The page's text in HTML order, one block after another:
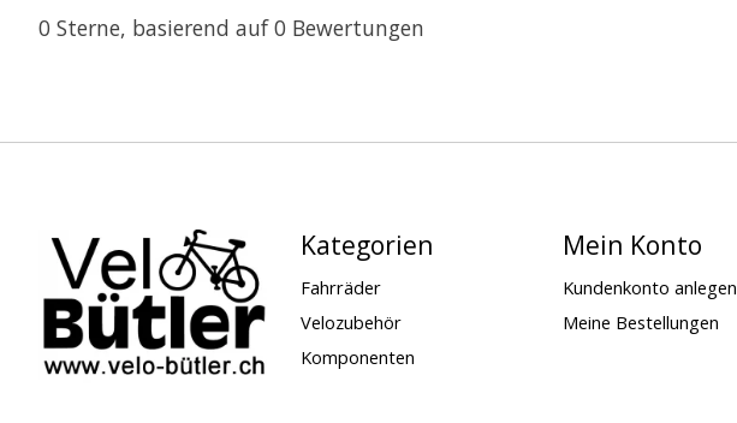
0 Sterne, basierend auf0 Bewertungen
Kategorien
Fahrräder
Velozubehör
Komponenten
Mein Konto
Kundenkonto anlegen
Meine Bestellungen